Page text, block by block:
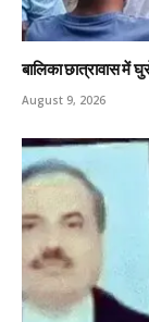
बालिका छात्रावास में
August 9, 2026